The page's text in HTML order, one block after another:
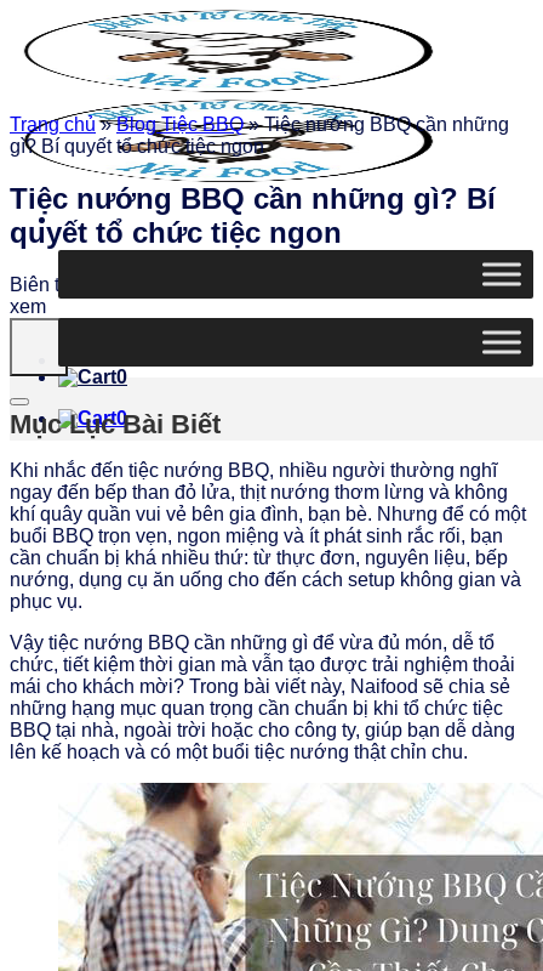
đến
nội
0
0
Trang chủ»Blog Tiệc BBQ»Tiệc nướng BBQ cần những
gì? Bí quyết tổ chức tiệc ngon
Tiệc nướng BBQ cần những gì? Bí
quyết tổ chức tiệc ngon
Biên tập
3422 lượt
xem
Mục Lục Bài Biết
Khi nhắc đến tiệc nướng BBQ, nhiều người thường nghĩ
ngay đến bếp than đỏ lửa, thịt nướng thơm lừng và không
khí quây quần vui vẻ bên gia đình, bạn bè. Nhưng để có một
buổi BBQ trọn vẹn, ngon miệng và ít phát sinh rắc rối, bạn
cần chuẩn bị khá nhiều thứ: từ thực đơn, nguyên liệu, bếp
nướng, dụng cụ ăn uống cho đến cách setup không gian và
phục vụ.
Vậy tiệc nướng BBQ cần những gì để vừa đủ món, dễ tổ
chức, tiết kiệm thời gian mà vẫn tạo được trải nghiệm thoải
mái cho khách mời? Trong bài viết này, Naifood sẽ chia sẻ
những hạng mục quan trọng cần chuẩn bị khi tổ chức tiệc
BBQ tại nhà, ngoài trời hoặc cho công ty, giúp bạn dễ dàng
lên kế hoạch và có một buổi tiệc nướng thật chỉn chu.